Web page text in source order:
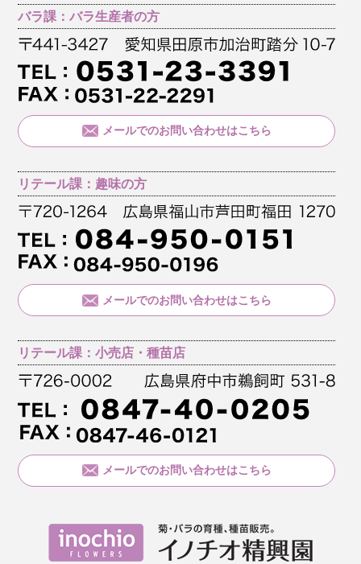
バラ課：バラ生産者の方
メールでのお問い合わせはこちら
リテール課：趣味の方
メールでのお問い合わせはこちら
リテール課：小売店・種苗店
メールでのお問い合わせはこちら